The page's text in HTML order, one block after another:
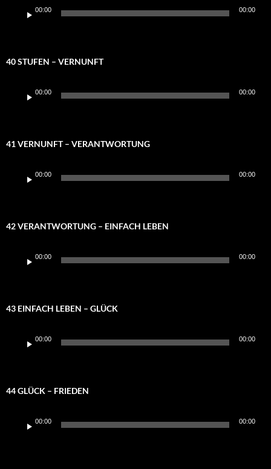
Player
00:00 00:00
40 STUFEN – VERNUNFT
Player
00:00 00:00
41 VERNUNFT – VERANTWORTUNG
Player
00:00 00:00
42 VERANTWORTUNG – EINFACH LEBEN
Player
00:00 00:00
43 EINFACH LEBEN – GLÜCK
Player
00:00 00:00
44 GLÜCK – FRIEDEN
Player
00:00 00:00